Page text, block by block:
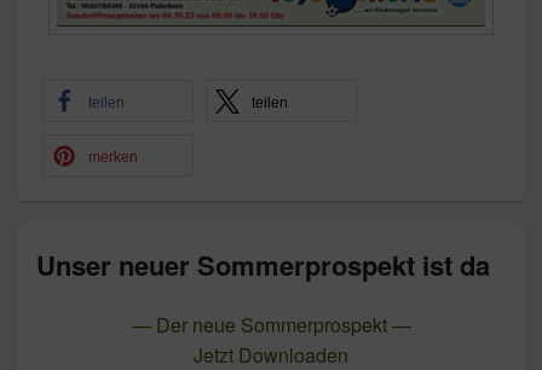
teilen teilen
merken
Unser neuer Sommerprospekt ist da
— Der neue Sommerprospekt —
Jetzt Downloaden